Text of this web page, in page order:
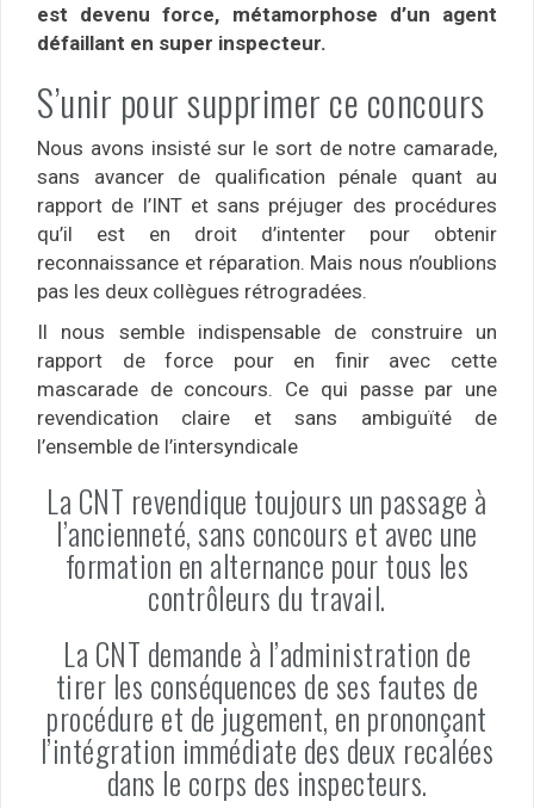
est devenu force, métamorphose d’un agent
défaillant en super inspecteur.
S’unir pour supprimer ce concours
Nous avons insisté sur le sort de notre camarade,
sans avancer de qualification pénale quant au
rapport de l’INT et sans préjuger des procédures
qu’il est en droit d’intenter pour obtenir
reconnaissance et réparation. Mais nous n’oublions
pas les deux collègues rétrogradées.
Il nous semble indispensable de construire un
rapport de force pour en finir avec cette
mascarade de concours. Ce qui passe par une
revendication claire et sans ambiguïté de
l’ensemble de l’intersyndicale
La CNT revendique toujours un passage à
l’ancienneté, sans concours et avec une
formation en alternance pour tous les
contrôleurs du travail.
La CNT demande à l’administration de
tirer les conséquences de ses fautes de
procédure et de jugement, en prononçant
l’intégration immédiate des deux recalées
dans le corps des inspecteurs.